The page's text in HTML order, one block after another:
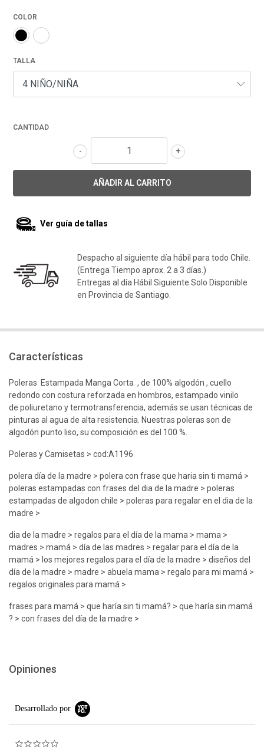
COLOR
TALLA
CANTIDAD
+
-
Ver guía de tallas
Despacho al siguiente día hábil para todo Chile.
(Entrega Tiempo aprox. 2 a 3 días.)
Entregas al día Hábil Siguiente Solo Disponible
en Provincia de Santiago.
Características
Poleras Estampada Manga Corta , de 100% algodón , cuello
redondo con costura reforzada en hombros, estampado vinilo
de poliuretano y termotransferencia, además se usan técnicas de
pinturas al agua de alta resistencia. Nuestras poleras son de
algodón punto liso, su composición es del 100 %.
Poleras y Camisetas > cod:A1196
polera día de la madre > polera con frase que haria sin ti mamá >
poleras estampadas con frases del dia de la madre > poleras
estampadas de algodon chile > poleras para regalar en el dia de la
madre >
dia de la madre > regalos para el día de la mama > mama >
madres > mamá > día de las madres > regalar para el día de la
mamá > los mejores regalos para el día de la madre > diseños del
día de la madre > madre > abuela mama > regalo para mi mamá >
regalos originales para mamá >
frases para mamá > que haría sin ti mamá? > que haría sin mamá
? > con frases del día de la madre >
Opiniones
Desarrollado por